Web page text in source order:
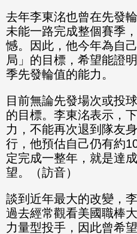
去年李東洺也曾在先發
未能一路完成整個賽季
憾。因此，他今年為自
局」的目標，希望能證
季先發輪值的能力。
目前無論先發場次或投
的目標。李東洺表示，
力，不能再次退到隊友
行，他預估自己仍有約
定完成一整年，就是達
望。（訪音）
談到近年最大的改變，
過去經常觀看美國職棒
力量型投手，因此曾希